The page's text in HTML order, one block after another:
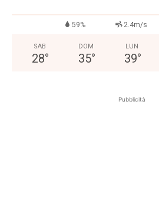
59% 2.4m/s
SAB
28°
DOM
35°
LUN
39°
Pubblicità